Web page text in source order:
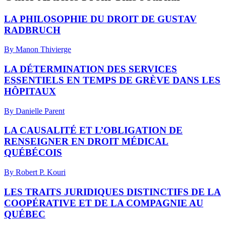
LA PHILOSOPHIE DU DROIT DE GUSTAV
RADBRUCH
By Manon Thivierge
LA DÉTERMINATION DES SERVICES
ESSENTIELS EN TEMPS DE GRÈVE DANS LES
HÔPITAUX
By Danielle Parent
LA CAUSALITÉ ET L’OBLIGATION DE
RENSEIGNER EN DROIT MÉDICAL
QUÉBÉCOIS
By Robert P. Kouri
LES TRAITS JURIDIQUES DISTINCTIFS DE LA
COOPÉRATIVE ET DE LA COMPAGNIE AU
QUÉBEC